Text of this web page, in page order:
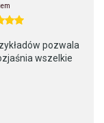
pozwala
wszelkie